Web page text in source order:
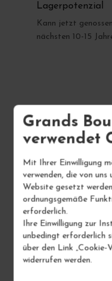
Grands
verwendet
Mit Ihrer Einwilligung
verwenden, die von
Website gesetzt
ordnungsgemäße
erforderlich.
Ihre Einwilligung zur
unbedingt erforderlich
über den Link „Cookie-
widerrufen werden.
Lagerpotenzial
Kann jetzt
nächsten 10-15
IHR